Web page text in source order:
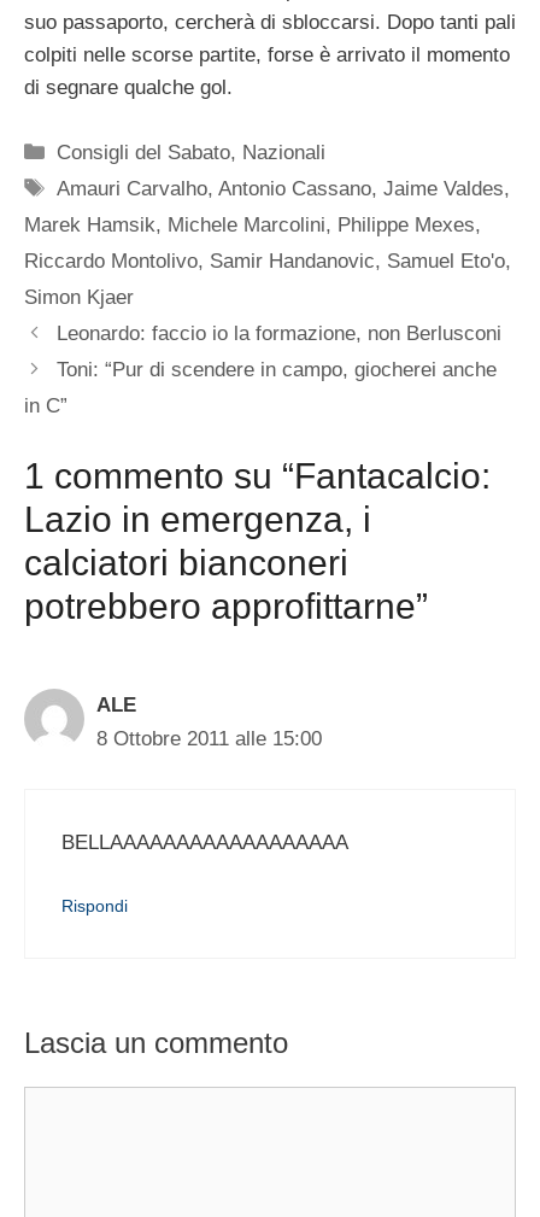
suo passaporto, cercherà di sbloccarsi. Dopo tanti pali
colpiti nelle scorse partite, forse è arrivato il momento
di segnare qualche gol.
Categorie
Consigli del Sabato, Nazionali
Tag
Amauri Carvalho,Antonio Cassano,Jaime Valdes,
Marek Hamsik, Michele Marcolini, Philippe Mexes,
Riccardo Montolivo, Samir Handanovic, Samuel Eto'o,
Simon Kjaer
Leonardo: faccio io la formazione, non Berlusconi
Toni: “Pur di scendere in campo, giocherei anche
in C”
1 commento su “Fantacalcio:
Lazio in emergenza, i
calciatori bianconeri
potrebbero approfittarne”
ALE
8 Ottobre 2011 alle 15:00
BELLAAAAAAAAAAAAAAAAAA
Rispondi
Lascia un commento